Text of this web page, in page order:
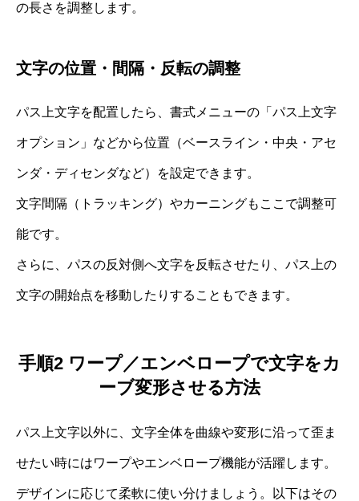
の長さを調整します。
文字の位置・間隔・反転の調整
パス上文字を配置したら、書式メニューの「パス上文字
オプション」などから位置（ベースライン・中央・アセ
ンダ・ディセンダなど）を設定できます。
文字間隔（トラッキング）やカーニングもここで調整可
能です。
さらに、パスの反対側へ文字を反転させたり、パス上の
文字の開始点を移動したりすることもできます。
手順2 ワープ／エンベロープで文字をカ
ーブ変形させる方法
パス上文字以外に、文字全体を曲線や変形に沿って歪ま
せたい時にはワープやエンベロープ機能が活躍します。
デザインに応じて柔軟に使い分けましょう。以下はその